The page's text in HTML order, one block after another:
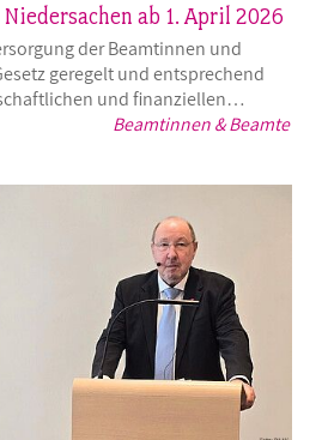
Beamtinnen & Beamte
ab 1. April 2026
der Beamtinnen und
geregelt und entsprechend
und finanziellen…